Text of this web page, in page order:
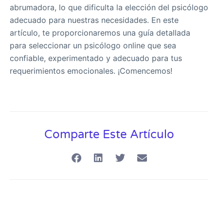
abrumadora, lo que dificulta la elección del psicólogo
adecuado para nuestras necesidades. En este
artículo, te proporcionaremos una guía detallada
para seleccionar un psicólogo online que sea
confiable, experimentado y adecuado para tus
requerimientos emocionales. ¡Comencemos!
Comparte Este Artículo